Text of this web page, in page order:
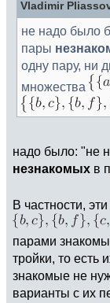
Vladimir
не надо было
пары
одну пару, ни
множества
надо было: "не
незнакомых в
В частности,
парами
тройки, то есть
знакомые не
варианты с их